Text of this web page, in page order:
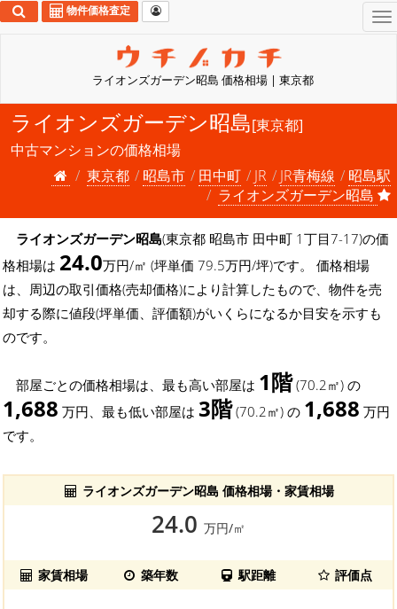
ライオンズガーデン昭島 価格相場 | 東京都
物件価格査定
ライオンズガーデン昭島[東京都]
中古マンションの価格相場
東京都
昭島市 田中町 JR JR青梅線
昭島駅
ライオンズガーデン昭島
ライオンズガーデン昭島(東京都 昭島市 田中町 1丁目7-17)の価
格相場は 24.0万円/㎡ (坪単価 79.5万円/坪)です。 価格相場
は、周辺の取引価格(売却価格)により計算したもので、物件を売
却する際に値段(坪単価、評価額)がいくらになるか目安を示すも
のです。
部屋ごとの価格相場は、最も高い部屋は 1階(70.2㎡) の
1,688 万円、最も低い部屋は 3階(70.2㎡) の 1,688 万円
です。
ライオンズガーデン昭島 価格相場・家賃相場
24.0 万円/㎡
家賃相場 築年数 駅距離 評価点